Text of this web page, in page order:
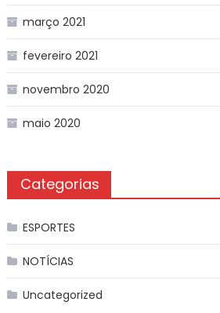
março 2021
fevereiro 2021
novembro 2020
maio 2020
Categorias
ESPORTES
NOTÍCIAS
Uncategorized